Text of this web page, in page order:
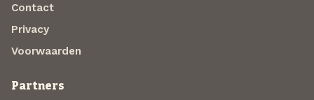
Contact
Privacy
Voorwaarden
Partners